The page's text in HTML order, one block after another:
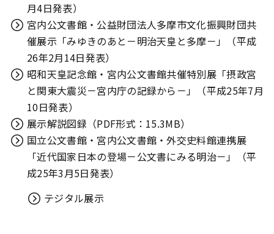
月4日発表）
宮内公文書館・公益財団法人多摩市文化振興財団共
催展示「みゆきのあと－明治天皇と多摩－」（平成
26年2月14日発表）
昭和天皇記念館・宮内公文書館共催特別展「摂政宮
と関東大震災－宮内庁の記録から－」（平成25年7月
10日発表）
展示解説図録（PDF形式：15.3MB）
国立公文書館・宮内公文書館・外交史料館連携展
「近代国家日本の登場－公文書にみる明治－」（平
成25年3月5日発表）
テジタル展示